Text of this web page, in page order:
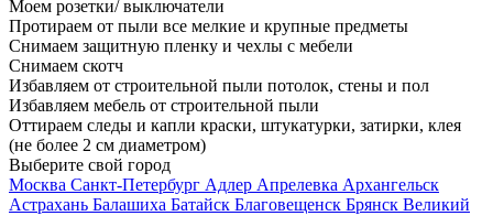
Моем розетки/ выключатели
Протираем от пыли все мелкие и крупные предметы
Снимаем защитную пленку и чехлы с мебели
Снимаем скотч
Избавляем от строительной пыли потолок, стены и пол
Избавляем мебель от строительной пыли
Оттираем следы и капли краски, штукатурки, затирки, клея
(не более 2 см диаметром)
Выберите свой город
Москва Санкт-Петербург Адлер Апрелевка Архангельск
Астрахань Балашиха Батайск Благовещенск Брянск Великий